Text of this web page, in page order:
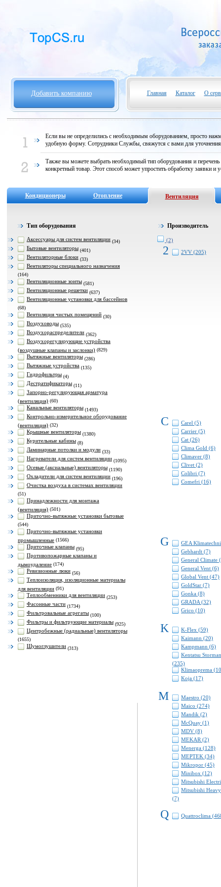
Добавить компанию Главная Каталог О
Если вы не определились с необходимым оборудованием, просто
удобную форму. Сотрудники Службы, свяжутся с вами для
Также вы можете выбрать необходимый тип оборудования и
конкретный товар. Этот способ может упростить обработку заявки и
Кондиционеры Отопление Вентиляция
Тип оборудования
Аксессуары для систем вентиляции (34)
Бытовые вентиляторы (401)
Вентиляторные блоки (33)
Вентиляторы специального назначения
(164)
Вентиляционные зонты (581)
Вентиляционные решетки (637)
Вентиляционные установки для бассейнов
(68)
Вентиляция чистых помещений (30)
Воздуховоды (535)
Воздухораспределители (362)
Воздухорегулирующие устройства
(воздушные клапаны и заслонки) (829)
Вытяжные вентиляторы (286)
Вытяжные устройства (135)
Гидрофильтры (4)
Дестратификаторы (11)
Запорно-регулирующая арматура
(вентиляция) (60)
Канальные вентиляторы (1493)
Контрольно-измерительное оборудование
(вентиляция) (32)
Крышные вентиляторы (1380)
Курительные кабины (8)
Ламинарные потолки и модули (33)
Нагреватели для систем вентиляции (1095)
Осевые (аксиальные) вентиляторы (1190)
Охладители для систем вентиляции (196)
Очистка воздуха в системах вентиляции
(51)
Принадлежности для монтажа
(вентиляция) (501)
Приточно-вытяжные установки бытовые
(544)
Приточно-вытяжные установки
промышленные (1566)
Приточные клапаны (95)
Противопожарные клапаны и
дымоудаление (174)
Ревизионные люки (56)
Теплоизоляция, изоляционные материалы
для вентиляции (91)
Теплообменники для вентиляции (253)
Фасонные части (1734)
Фильтровальные агрегаты (100)
Фильтры и фильтрующие материалы (925)
Центробежные (радиальные) вентиляторы
(1655)
Шумоглушители (313)
Производитель
(2)
2 2VV (205)
C
Carel (5)
Carrier (5)
Cat (26)
Clima Gold (6)
Climaver (8)
Clivet (2)
Colibri (7)
Comefri (16)
G
GEA
Gebhardt (7)
General Climate
General Vent (6)
Global Vent (47)
GoldStar (7)
Gonka (8)
GRADA (32)
Grico (10)
K
K-Flex (59)
Kaimann (20)
Kampmann (6)
Kentatsu
(235)
Klimaoprema
Koja (17)
M
Maestro (20)
Maico (274)
Mandik (2)
McQuay (1)
MDV (8)
MEKAR (2)
Menerga (128)
MEPTEK (34)
Mikropor (45)
Minibox (12)
Mitsubishi
Mitsubishi
(7)
Q Quattroclima